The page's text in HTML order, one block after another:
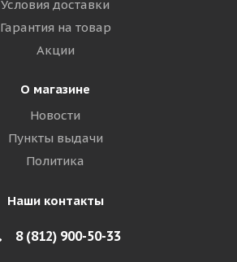
Условия доставки
Гарантия на товар
Акции
О магазине
Новости
Пункты выдачи
Политика
Наши контакты
8 (812) 900-50-33